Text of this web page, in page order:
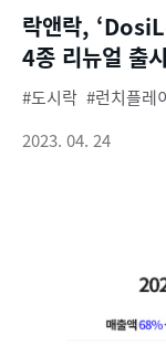
락앤락,
4종 리뉴얼 출시
도시락 런치플레
2023. 04. 24